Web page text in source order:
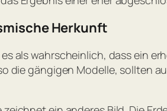
Herkunft
als wahrscheinlich, dass ein
die gängigen Modelle, sollten